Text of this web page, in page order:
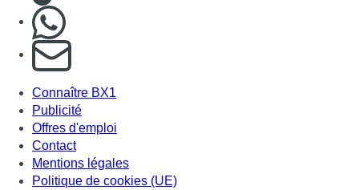
S'abonner à notre newsletter
Connaître BX1
Publicité
Offres d'emploi
Contact
Mentions légales
Politique de cookies (UE)